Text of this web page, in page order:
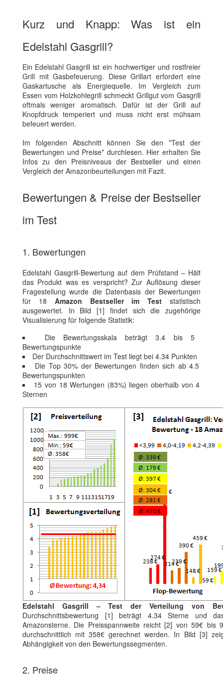
Kurz und Knapp: Was ist ein
Edelstahl Gasgrill?
Ein Edelstahl Gasgrill ist ein hochwertiger und rostfreier
Grill mit Gasbefeuerung. Diese Grillart erfordert eine
Gaskartusche als Energiequelle. Im Vergleich zum
Essen vom Holzkohlegrill schmeckt Grillgut vom Gasgrill
oftmals weniger aromatisch. Dafür ist der Grill auf
Knopfdruck temperiert und muss nicht erst mühsam
befeuert werden.
Im folgenden Abschnitt können Sie den *Test der
Bewertungen und Preise* durchlesen. Hier erhalten Sie
Infos zu den Preisniveaus der Bestseller und einen
Vergleich der Amazonbeurteilungen mit Fazit.
Bewertungen & Preise der Bestseller
im Test
1. Bewertungen
Edelstahl Gasgrill-Bewertung auf dem Prüfstand – Hält
das Produkt was es verspricht? Zur Auflösung dieser
Fragestellung wurde die Datenbasis der Bewertungen
für 18 Amazon Bestseller im Test statistisch
ausgewertet. In Bild [1] findet sich die zugehörige
Visualisierung für folgende Statistik:
Die Bewertungsskala beträgt 3.4 bis 5
Bewertungspunkte
Der Durchschnittswert im Test liegt bei 4.34 Punkten
Die Top 30% der Bewertungen finden sich ab 4.5
Bewertungspunkten
15 von 18 Wertungen (83%) liegen oberhalb von 4
Sternen
Edelstahl Gasgrill – Test der Verteilung von
Durchschnittsbewertung [1] beträgt 4.34 Sterne und
Amazonsterne. Die Preisspannweite reicht [2] von 59€ bis
durchschnittlich mit 358€ gerechnet werden. In Bild [3]
Abhängigkeit von den Bewertungssegmenten.
2. Preise